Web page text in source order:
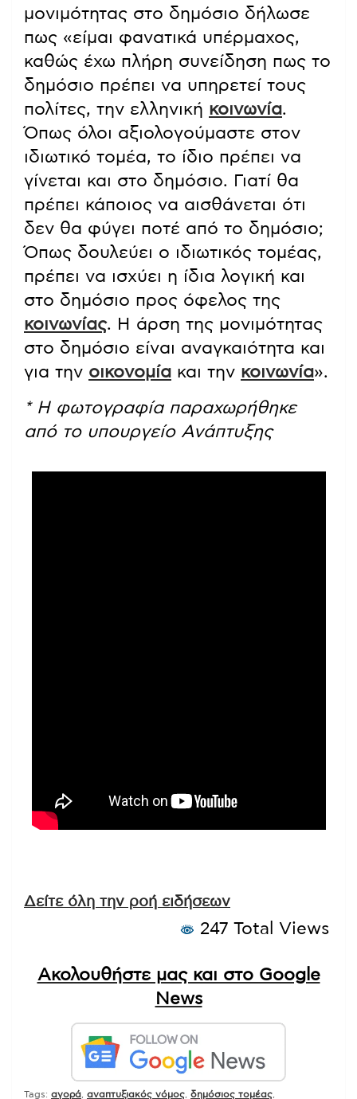
μονιμότητας στο δημόσιο δήλωσε
πως «είμαι φανατικά υπέρμαχος,
καθώς έχω πλήρη συνείδηση πως το
δημόσιο πρέπει να υπηρετεί τους
πολίτες, την ελληνική κοινωνία.
Όπως όλοι αξιολογούμαστε στον
ιδιωτικό τομέα, το ίδιο πρέπει να
γίνεται και στο δημόσιο. Γιατί θα
πρέπει κάποιος να αισθάνεται ότι
δεν θα φύγει ποτέ από το δημόσιο;
Όπως δουλεύει ο ιδιωτικός τομέας,
πρέπει να ισχύει η ίδια λογική και
στο δημόσιο προς όφελος της
κοινωνίας. Η άρση της μονιμότητας
στο δημόσιο είναι αναγκαιότητα και
για την οικονομία και την κοινωνία».
* Η φωτογραφία παραχωρήθηκε
από το υπουργείο Ανάπτυξης
Δείτε όλη την ροή ειδήσεων
247 Total Views
Ακολουθήστε μας και στο Google
News
Tags: αγορά αναπτυξιακός νόμος δημόσιος τομέας